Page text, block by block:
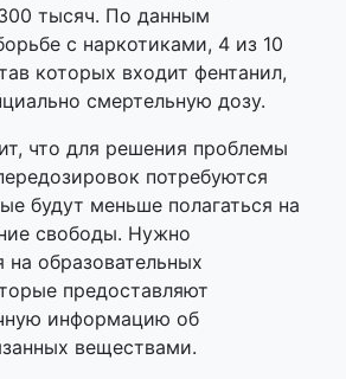
тысяч. По данным
с наркотиками, 4 из 10
которых входит фентанил,
смертельную дозу.
что для решения проблемы
потребуются
будут меньше полагаться на
свободы. Нужно
на образовательных
предоставляют
информацию об
веществами.